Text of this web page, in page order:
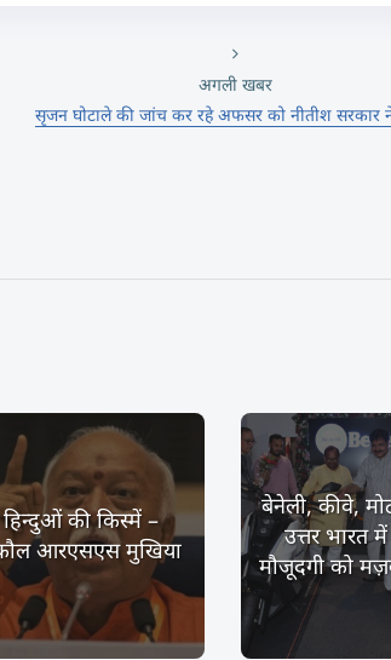
अगली खबर
सृजन घोटाले की जांच कर रहे अफसर को नीतीश सरकार ने
हिन्दुओं की किस्में –
आरएसएस मुखिया
बेनेली, कीवे,
उत्तर भारत
मौजूदगी को